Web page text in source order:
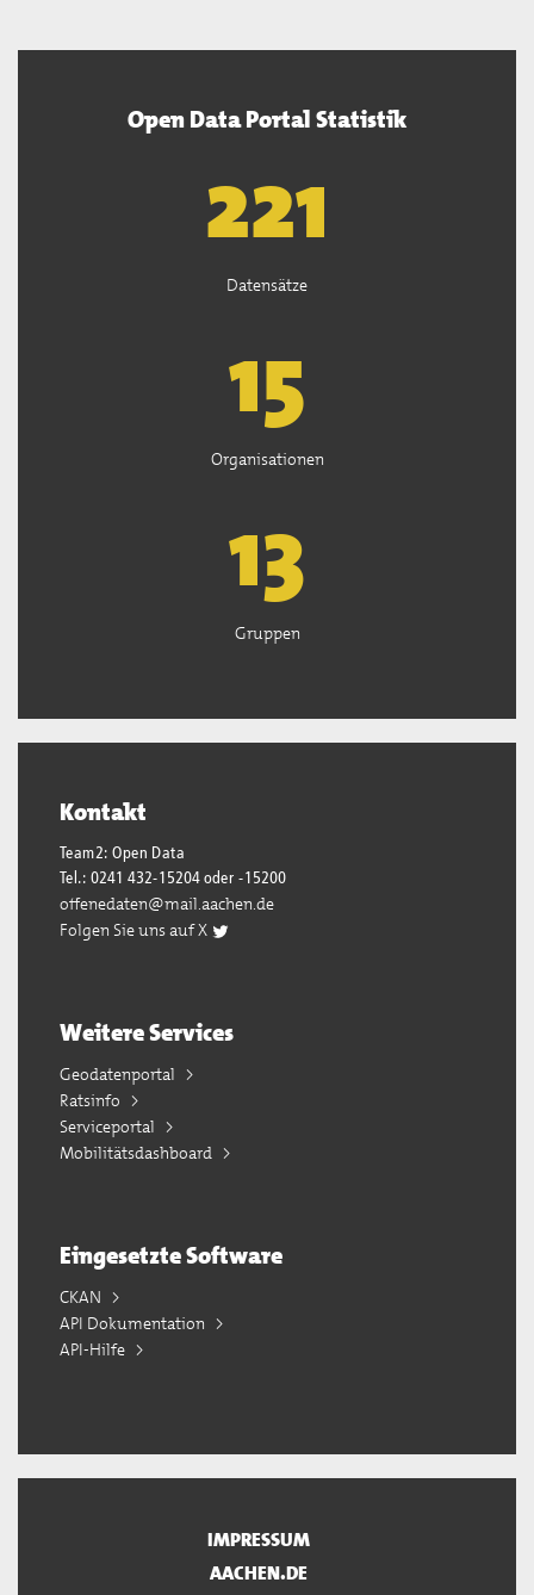
Open Data Portal Statistik
222
Datensätze
15
Organisationen
13
Gruppen
Kontakt
Team2: Open Data
Tel.: 0241 432-15204 oder -15200
offenedaten@mail.aachen.de
Folgen Sie uns auf X
Weitere Services
Geodatenportal
Ratsinfo
Serviceportal
Mobilitätsdashboard
Eingesetzte Software
CKAN
API Dokumentation
API-Hilfe
IMPRESSUM
AACHEN.DE